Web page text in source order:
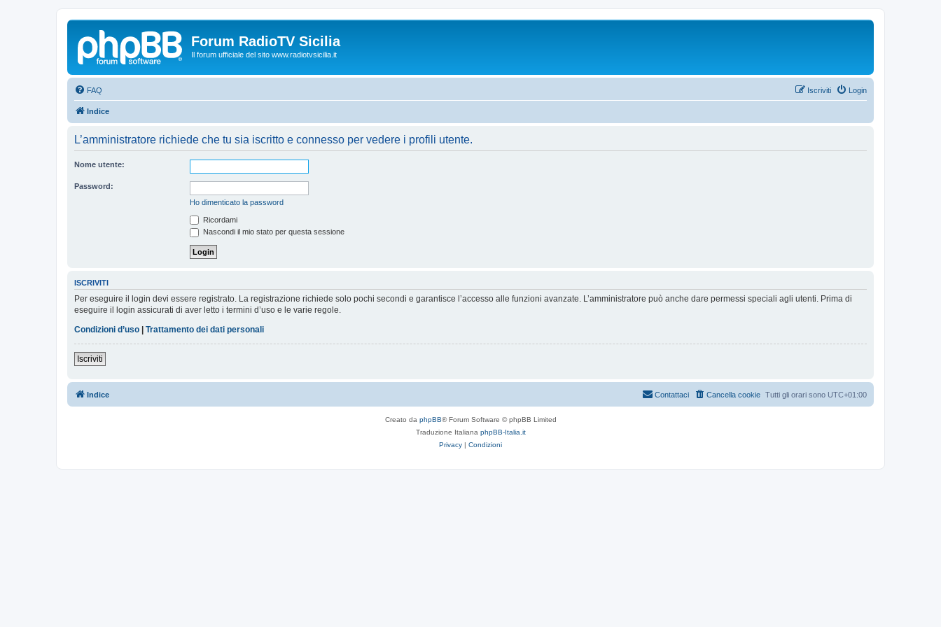
Forum RadioTV Sicilia
Il forum ufficiale del sito www.radiotvsicilia.it
FAQ Login
Iscriviti
Indice
L’amministratore richiede che tu sia iscritto e connesso per vedere i profili utente.
Nome utente:
Password:
Ho dimenticato la password
Ricordami
Nascondi il mio stato per questa sessione
ISCRIVITI
Per eseguire il login devi essere registrato. La registrazione richiede solo pochi secondi e garantisce l’accesso alle funzioni avanzate. L’amministratore può anche dare permessi speciali agli utenti. Prima di
eseguire il login assicurati di aver letto i termini d’uso e le varie regole.
Condizioni d’uso
Trattamento dei dati personali
Iscriviti
Indice Tutti gli orari sono UTC+01:00
Cancella cookie
Contattaci
Creato da phpBB® Forum Software © phpBB Limited
Traduzione Italiana phpBB-Italia.it
Privacy | Condizioni